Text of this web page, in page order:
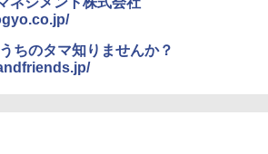
ちのタマ知りませんか？